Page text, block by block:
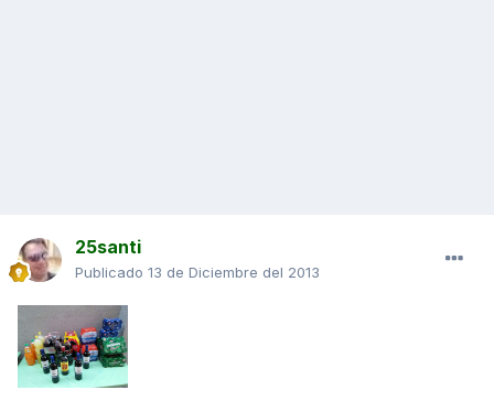
25santi
Publicado 13 de Diciembre del 2013